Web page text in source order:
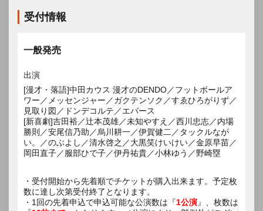
受付情報
一般発売
出演
[漫才・落語]中田カウス 漫才のDENDO／フットボールア
ワー／メッセンジャー／ガクテンソク／すゑひろがりず／
見取り図／ドンデコルテ／エバース
[新喜劇]吉田裕／辻本茂雄／未知やすえ／西川忠志／内場
勝則／安尾信乃助／烏川耕一／伊賀健二／タックルなが
い。／のぶよし／清水啓之／大黒笑けいけい／金原早苗／
岡田直子／服部ひで子／伊丹祐貴／小林ゆう／野崎塁
・受付開始から先着順でチケットが購入出来ます。予定枚
数に達し次第受付終了となります。
・1回の先着申込で申込可能な公演数は『1公演』、枚数は